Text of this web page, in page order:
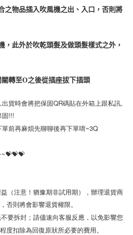
之物品插入吹風機之出、入口，否則將
，此外於吹乾頭髮及做頭髮樣式之外，
轉至O之後從插座拔下插頭
貨時會將把保固QR碼貼在外箱上跟私訊,
固!!!
前再麻煩先聊聊後再下單唷~3Q
（注意！猶豫期非試用期），辦理退貨商
否則將會影響退貨權限。
要拆封；請儘速向客服反應，以免影響您
度扣除為回復原狀所必要的費用。